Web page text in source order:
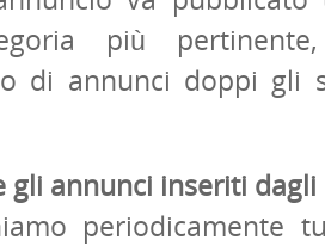
più
di annunci doppi gli
gli annunci inseriti dagli
periodicamente